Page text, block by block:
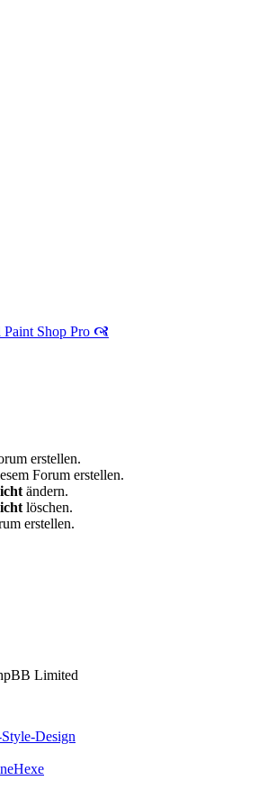
Paint Shop Pro 🙧
erstellen.
Forum erstellen.
ändern.
löschen.
erstellen.
Limited
Design